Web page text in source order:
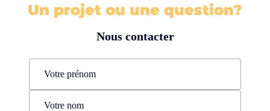
Un projet ou une question?
Nous contacter
Name
Prénom